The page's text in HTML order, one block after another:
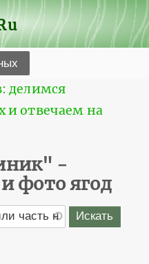
делимся
и отвечаем на
-
фото ягод